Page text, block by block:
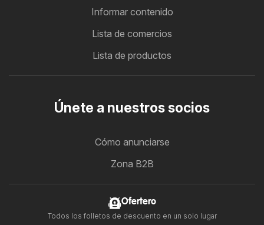
Informar contenido
Lista de comercios
Lista de productos
Únete a nuestros socios
Cómo anunciarse
Zona B2B
Ofertero
Todos los folletos de descuento en un solo lugar